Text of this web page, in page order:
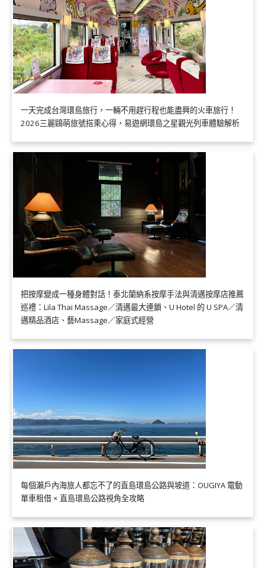
一天完成台灣環島旅行，一輛不用趕行程也能盡興的火車旅行！
2026三麗鷗萌旅號搭乘心得，易遊網環島之星觀光列車體驗解析
把按摩變成一種身體對話！泰北蘭納系按摩手法與清邁按摩店推薦
巡禮：Lila Thai Massage／清邁最大連鎖、U Hotel 的 U SPA／清
邁精品酒店、藝Massage／家庭式經營
每個瀨戶內海旅人都忘不了的直島環島公路與坡道：OUGIYA 電動
單車租借 × 直島環島公路視角全攻略